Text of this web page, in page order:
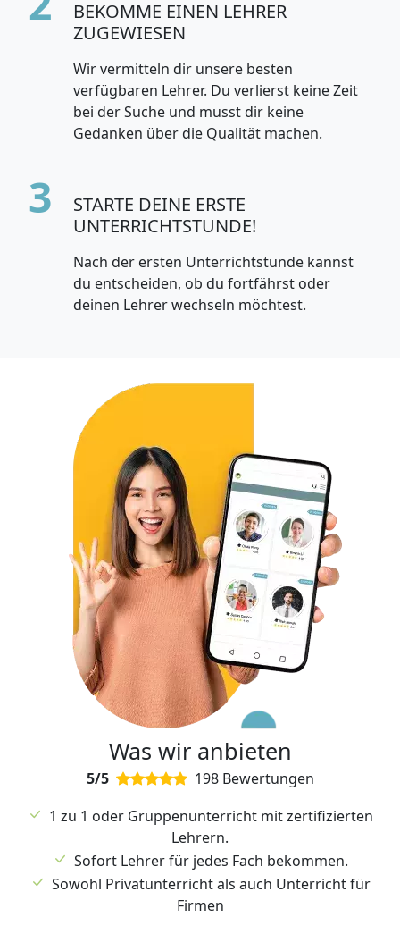
BEKOMME EINEN LEHRER
ZUGEWIESEN
Wir vermitteln dir unsere besten
verfügbaren Lehrer. Du verlierst keine Zeit
bei der Suche und musst dir keine
Gedanken über die Qualität machen.
3
STARTE DEINE ERSTE
UNTERRICHTSTUNDE!
Nach der ersten Unterrichtstunde kannst
du entscheiden, ob du fortfährst oder
deinen Lehrer wechseln möchtest.
Was wir anbieten
5/5
198 Bewertungen
1 zu 1 oder Gruppenunterricht mit zertifizierten
Lehrern.
Sofort Lehrer für jedes Fach bekommen.
Sowohl Privatunterricht als auch Unterricht für
Firmen